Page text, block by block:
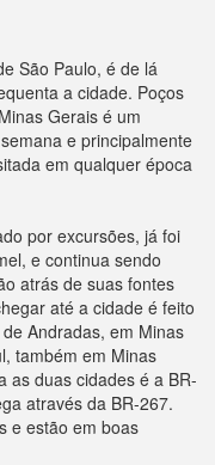
São Paulo, é de lá
a cidade. Poços
Gerais é um
e principalmente
em qualquer época
por excursões, já foi
e continua sendo
atrás de suas fontes
até a cidade é feito
Andradas, em Minas
também em Minas
as duas cidades é a BR-
através da BR-267.
e estão em boas